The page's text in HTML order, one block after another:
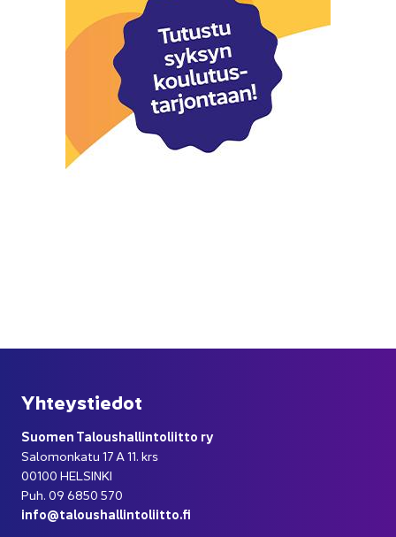
Yh­teys­tie­dot
Suo­men Ta­lous­hal­lin­to­liit­to ry
Sa­lo­mon­ka­tu 17 A 11. krs
00100 HEL­SIN­KI
Puh. 09 6850 570
info@ta­lous­hal­lin­to­liit­to.fi